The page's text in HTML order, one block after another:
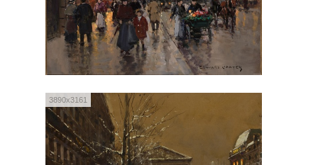
3890x3161